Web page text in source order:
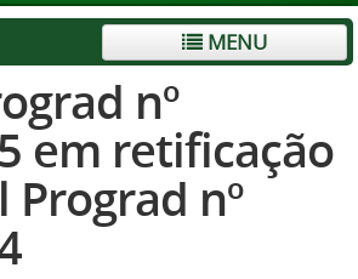
MENU
nº
em retificação
nº